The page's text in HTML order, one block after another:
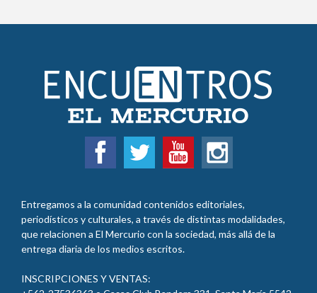
Entregamos a la comunidad contenidos editoriales,
periodísticos y culturales, a través de distintas modalidades,
que relacionen a El Mercurio con la sociedad, más allá de la
entrega diaria de los medios escritos.
INSCRIPCIONES Y VENTAS: